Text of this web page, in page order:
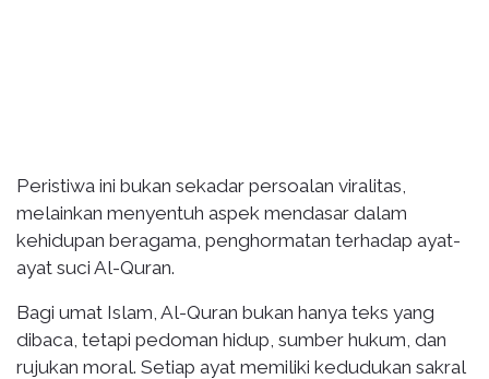
Peristiwa ini bukan sekadar persoalan viralitas,
melainkan menyentuh aspek mendasar dalam
kehidupan beragama, penghormatan terhadap ayat-
ayat suci Al-Quran.
Bagi umat Islam, Al-Quran bukan hanya teks yang
dibaca, tetapi pedoman hidup, sumber hukum, dan
rujukan moral. Setiap ayat memiliki kedudukan sakral